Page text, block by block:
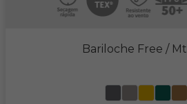
Bariloche Free / Mt